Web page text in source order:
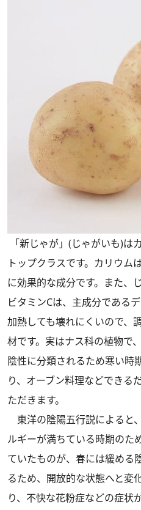
「新じゃが」(じゃがいも)は
トップクラスです。カリウム
に効果的な成分です。また、
ビタミンCは、主成分である
加熱しても壊れにくいので、
材です。実はナス科の植物で
陰性に分類されるため寒い時
り、オーブン料理などできる
ただきます。
東洋の陰陽五行説によると
ルギーが満ちている時期のた
ていたものが、春には緩める
るため、開放的な状態へと変
り、不快な花粉症などの症状